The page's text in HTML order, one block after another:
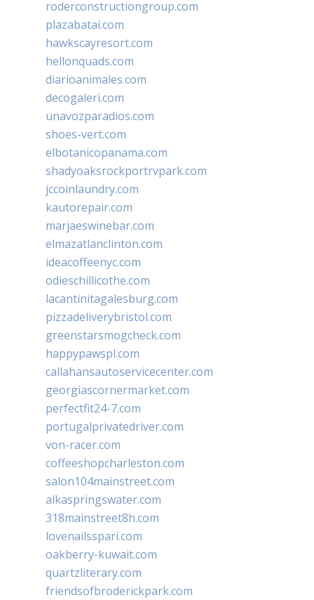
roderconstructiongroup.com
plazabatai.com
hawkscayresort.com
hellonquads.com
diarioanimales.com
decogaleri.com
unavozparadios.com
shoes-vert.com
elbotanicopanama.com
shadyoaksrockportrvpark.com
jccoinlaundry.com
kautorepair.com
marjaeswinebar.com
elmazatlanclinton.com
ideacoffeenyc.com
odieschillicothe.com
lacantinitagalesburg.com
pizzadeliverybristol.com
greenstarsmogcheck.com
happypawspl.com
callahansautoservicecenter.com
georgiascornermarket.com
perfectfit24-7.com
portugalprivatedriver.com
von-racer.com
coffeeshopcharleston.com
salon104mainstreet.com
alkaspringswater.com
318mainstreet8h.com
lovenailsspari.com
oakberry-kuwait.com
quartzliterary.com
friendsofbroderickpark.com